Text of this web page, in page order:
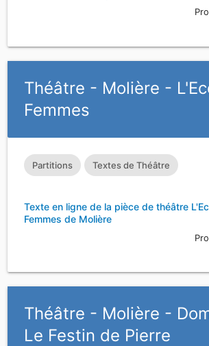
Théâtre - Molière -
Femmes
Partitions Textes de Théâtre
Texte en ligne de la pièce de théâtre
Femmes de Molière
Théâtre - Molière -
Le Festin de Pierre